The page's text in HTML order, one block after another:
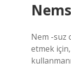
Nem -suz
etmek